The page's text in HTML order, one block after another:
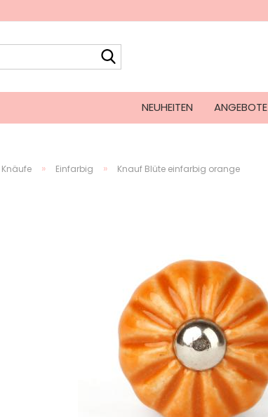
NEUHEITEN ANGEBOTE
Knäufe » Einfarbig » Knauf Blüte einfarbig orange